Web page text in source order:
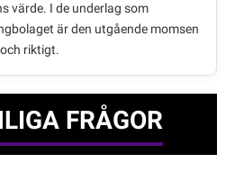
värde. I de underlag som
är den utgående momsen
riktigt.
FRÅGOR